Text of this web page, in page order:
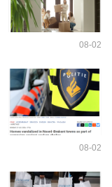
08-02
08-02